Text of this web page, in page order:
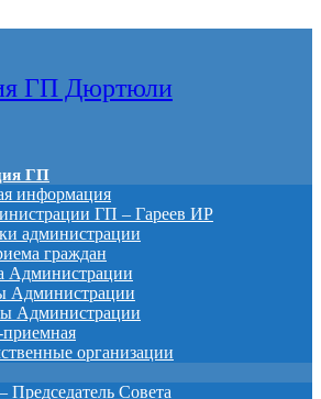
ГП Дюртюли
ГП
информация
ГП – Гареев ИР
администрации
граждан
Администрации
Администрации
Администрации
организации
Председатель Совета